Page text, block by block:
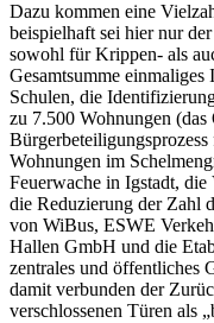
Dazu kommen eine
beispielhaft sei hier nur
sowohl für Krippen- als
Gesamtsumme
Schulen, die
zu 7.500 Wohnungen
Wohnungen im
Feuerwache in Igstadt,
die Reduzierung der Zahl
von WiBus, ESWE
Hallen GmbH und die
zentrales und öffentliches
damit verbunden der
verschlossenen Türen als